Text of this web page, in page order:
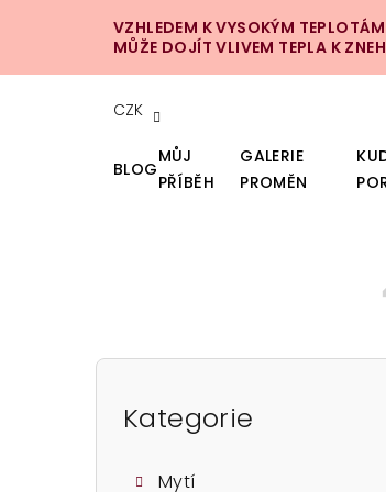
VZHLEDEM K VYSOKÝM
MŮŽE DOJÍT VLIVEM TEPLA K
CZK
BLOG
MŮJ
PŘÍBĚH
GALERIE
PROMĚN
P
Přeskočit
kategorie
Kategorie
Mytí